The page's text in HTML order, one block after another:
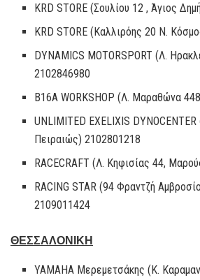
KRD STORE (Σουλίου 12 , Άγιος
KRD STORE (Καλλιρόης 20 Ν.
DYNAMICS MOTORSPORT (Λ.
2102846980
B16A WORKSHOP (Λ. Μαραθώνα
UNLIMITED EXELIXIS
Πειραιώς) 2102801218
RACECRAFT (Λ. Κηφισίας 44,
RACING STAR (94 Φραντζή
2109011424
ΘΕΣΣΑΛΟΝΙΚΗ
YAMAHA Μερεμετσάκης (Κ.